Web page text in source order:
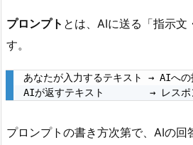
ト
2.
悪
プ
プロンプト とは、AIに送る「指示文
す。
あなたが入力するテキスト → AIへの
AIが返すテキスト　　　　 → レスポ
プロンプトの書き方次第で、AIの回